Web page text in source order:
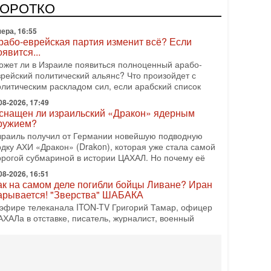
еврейский кандидат — на реальном месте в
одной из арабских партий. Причем речь идет
16:55
еврейская партия изменит всё? Если
ли в Израиле появиться полноценный арабо-
политический альянс? Что произойдет с
раскладом сил, если арабский список
2026, 17:49
ли израильский «Дракон» ядерным
получил от Германии новейшую подводную
АХИ «Дракон» (Drakon), которая уже стала самой
субмариной в истории ЦАХАЛ. Но почему её
2026, 16:51
на самом деле погибли бойцы Ливане? Иран
"Зверства" ШАБАКА
телеканала ITON-TV Григорий Тамар, офицер
в отставке, писатель, журналист, военный